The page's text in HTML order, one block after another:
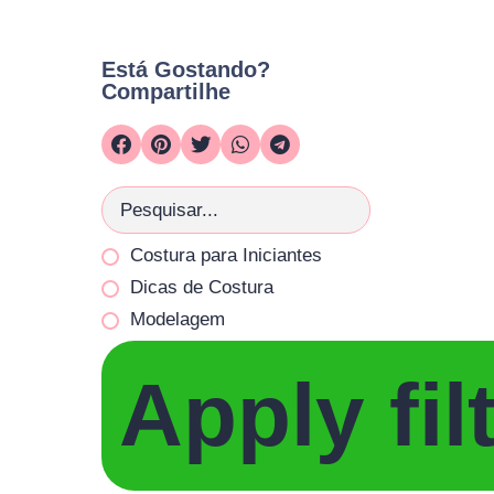
Está Gostando?
Compartilhe
Costura para Iniciantes
Dicas de Costura
Modelagem
Apply